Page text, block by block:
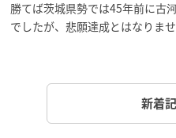
勝てば茨城県勢では45年前に古
でしたが、悲願達成とはなりませ
新着